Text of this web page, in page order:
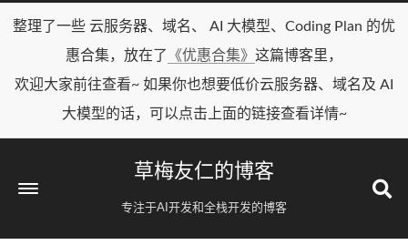
整理了一些 云服务器、域名、 AI 大模型、Coding Plan 的优
惠合集，放在了
《优惠合集》 这篇博客里，
欢迎大家前往查看~ 如果你也想要低价云服务器、域名及 AI
大模型的话，可以点击上面的链接查看详情~
草梅友仁的博客
专注于AI开发和全栈开发的博客